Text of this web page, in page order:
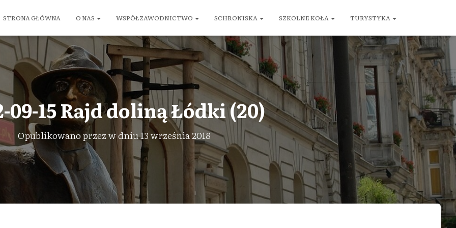
STRONA GŁÓWNA O NAS WSPÓŁZAWODNICTWO SCHRONISKA SZKOLNE KOŁA TURYSTYKA
09-15 Rajd doliną Łódki (20)
Opublikowano przezw dniu13 września 2018